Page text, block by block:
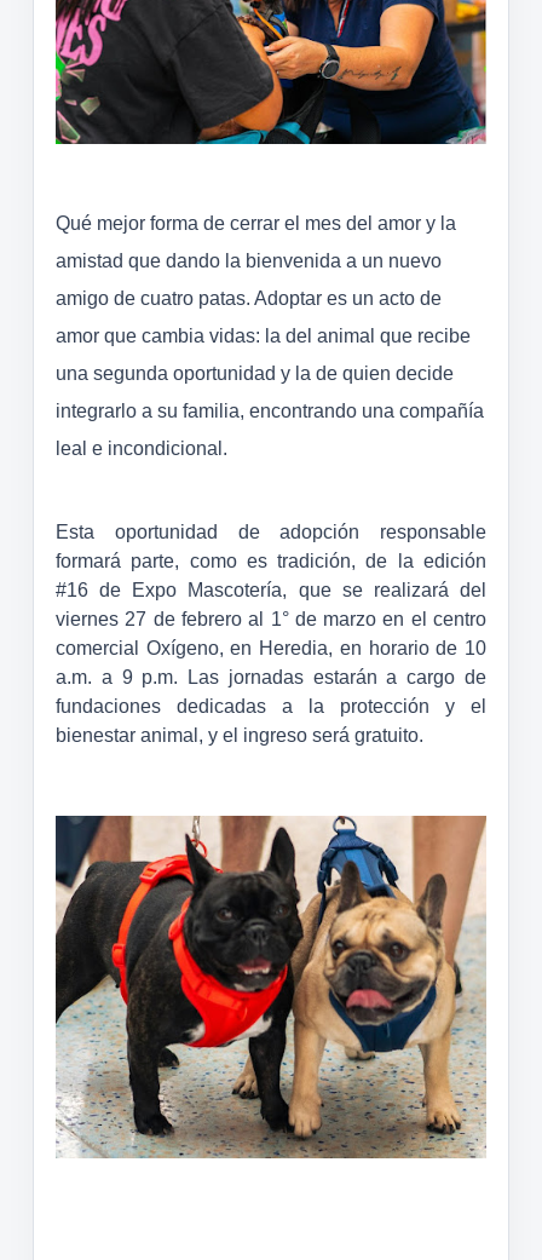
Qué mejor forma de cerrar el mes del amor y la
amistad que dando la bienvenida a un nuevo
amigo de cuatro patas. Adoptar es un acto de
amor que cambia vidas: la del animal que recibe
una segunda oportunidad y la de quien decide
integrarlo a su familia, encontrando una compañía
leal e incondicional.
Esta oportunidad de adopción responsable
formará parte, como es tradición, de la edición
#16 de Expo Mascotería, que se realizará del
viernes 27 de febrero al 1° de marzo en el centro
comercial Oxígeno, en Heredia, en horario de 10
a.m. a 9 p.m. Las jornadas estarán a cargo de
fundaciones dedicadas a la protección y el
bienestar animal, y el ingreso será gratuito.